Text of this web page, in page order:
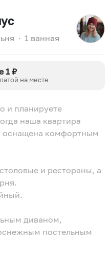
∙ 1 ванная
1 ₽
на месте
и планируете
наша квартира
оснащена комфортным
и рестораны, а
диваном,
постельным